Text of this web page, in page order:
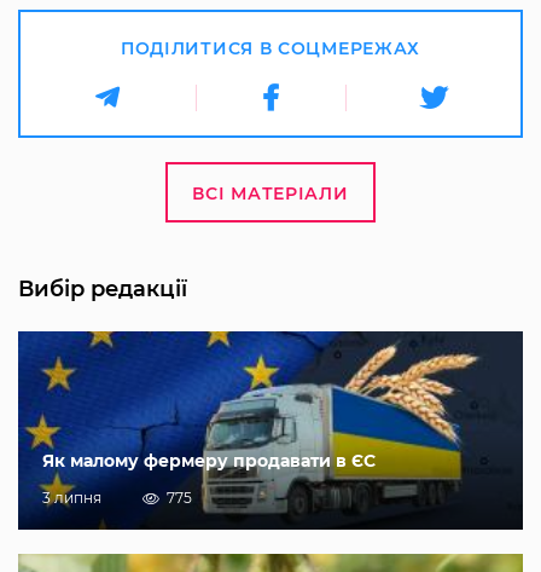
ПОДІЛИТИСЯ В СОЦМЕРЕЖАХ
ВСІ МАТЕРІАЛИ
Вибір редакції
Як малому фермеру продавати в ЄС
3 липня 775